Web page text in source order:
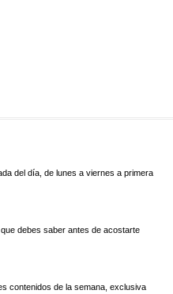
del día, de lunes a viernes a primera
debes saber antes de acostarte
contenidos de la semana, exclusiva